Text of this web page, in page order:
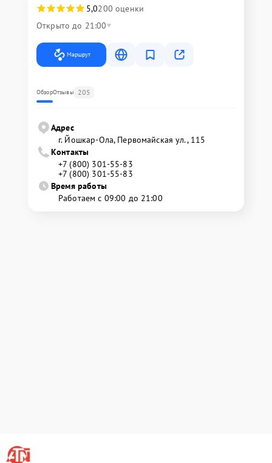
5,0200 оценки
Открыто до 21:00
Маршрут
ОбзорОтзывы 205
Адрес
г. Йошкар-Ола, Первомайская ул., 115
Контакты
+7 (800) 301-55-83
+7 (800) 301-55-83
Время работы
Работаем с 09:00 до 21:00